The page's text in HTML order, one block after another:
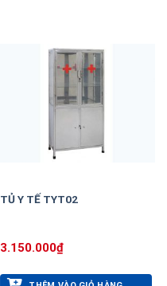
TỦ Y TẾ TYT02
3.150.000₫